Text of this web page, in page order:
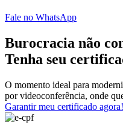
Fale no WhatsApp
Burocracia não
Tenha seu
O momento ideal para
por videoconferência, onde
Garantir meu certificado agora!